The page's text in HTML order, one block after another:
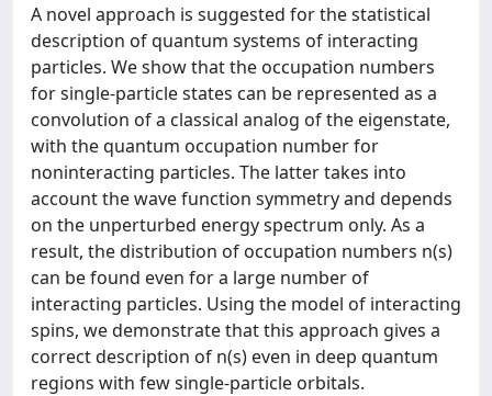
A novel approach is suggested for the statistical
description of quantum systems of interacting
particles. We show that the occupation numbers
for single-particle states can be represented as a
convolution of a classical analog of the eigenstate,
with the quantum occupation number for
noninteracting particles. The latter takes into
account the wave function symmetry and depends
on the unperturbed energy spectrum only. As a
result, the distribution of occupation numbers n(s)
can be found even for a large number of
interacting particles. Using the model of interacting
spins, we demonstrate that this approach gives a
correct description of n(s) even in deep quantum
regions with few single-particle orbitals.